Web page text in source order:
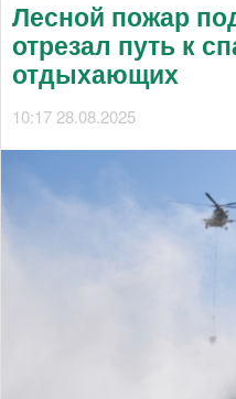
Лесной пожар
отрезал путь к
отдыхающих
10:17 28.08.2025